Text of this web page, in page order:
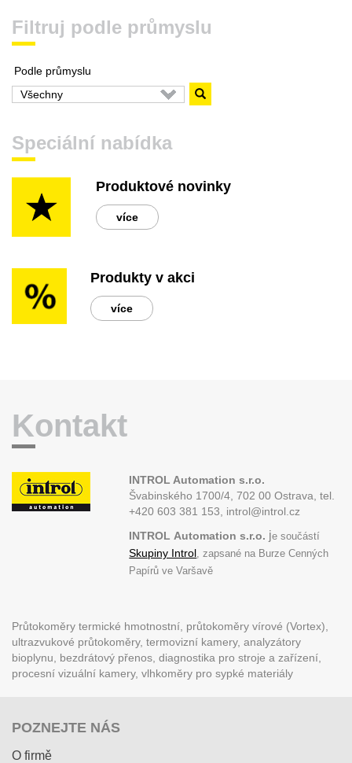
Filtruj podle průmyslu
Podle průmyslu
Speciální nabídka
Produktové novinky
více
Produkty v akci
více
Kontakt
INTROL Automation s.r.o.
Švabinského 1700/4, 702 00 Ostrava,tel.
+420 603 381 153, introl@introl.cz
INTROL Automation s.r.o. je součástí
Skupiny Introl , zapsané na Burze Cenných
Papírů ve Varšavě
Průtokoměry termické hmotnostní, průtokoměry vírové (Vortex),
ultrazvukové průtokoměry, termovizní kamery, analyzátory
bioplynu, bezdrátový přenos, diagnostika pro stroje a zařízení,
procesní vizuální kamery, vlhkoměry pro sypké materiály
POZNEJTE NÁS
O firmě